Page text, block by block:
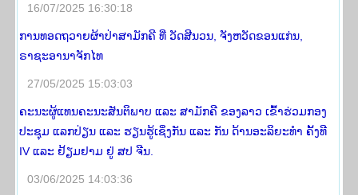
16/07/2025 16:30:18
ການທອດຖວາຍຜ້າປ່າສາມັກຄີ ທີ່ ວັດສີນວນ, ຈັງຫວັດຂອນແກ່ນ,
ຣາຊະອານາຈັກໄທ
27/05/2025 15:03:03
ຄະນະຜູ້ແທນຄະນະສັນຕິພາບ ແລະ ສາມັກຄີ ຂອງລາວ ເຂົ້າຮ່ວມກອງ
ປະຊຸມ ແລກປ່ຽນ ແລະ ຮຽນຮູ້ເຊິ່ງກັນ ແລະ ກັນ ດ້ານອະລິຍະທໍາ ຄັ້ງທີ
IV ແລະ ຢ້ຽມຢາມ ຢູ່ ສປ ຈີນ.
03/06/2025 14:03:36